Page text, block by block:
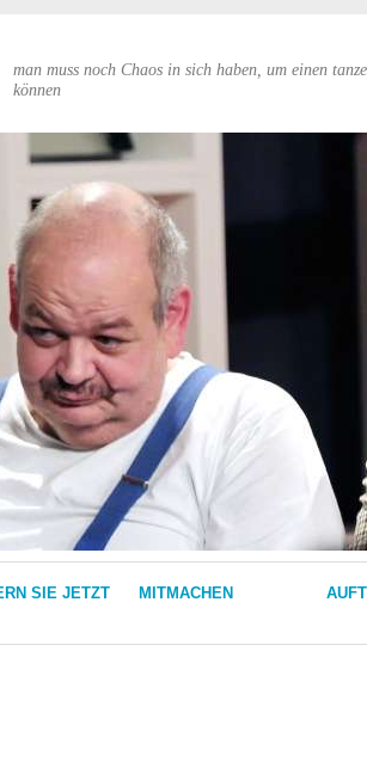
man muss noch Chaos in sich haben, um einen
können
SIE JETZT MITMACHEN